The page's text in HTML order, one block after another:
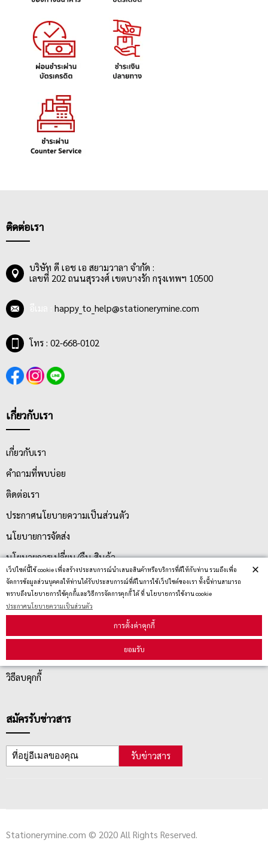
เว็ปไซต์นี้ใช้ cookie เพื่อสร้างประสบการณ์นำเสนอสินค้าหรือบริการที่ดีให้กับท่าน รวมถึงเพื่อ
จัดการข้อมูลส่วนบุคคลให้ท่านได้รับประสบการณ์ที่ดีในการใช้เว็ปไซต์ของเรา ทั้งนี้ท่านสามารถ
ทราบถึงนโยบายการใช้คุกกี้และวิธีการจัดการคุกกี้ ได้ ที่ นโยบายการใช้งาน cookie
ประกาศนโยบายความเป็นส่วนตัว
การตั้งค่าคุกกี้
ยอมรับ
×
ติดต่อเรา
บริษัท ดี เอช เอ สยามวาลา จำกัด :
เลขที่ 202 ถนนสุรวงศ์ เขตบางรัก กรุงเทพฯ 10500
happy_to_help@stationerymine.com
โทร : 02-668-0102
เกี่ยวกับเรา
เกี่ยวกับเรา
คำถามที่พบบ่อย
ติดต่อเรา
ประกาศนโยบายความเป็นส่วนตัว
นโยบายการจัดส่ง
นโยบายการเปลี่ยน/คืน สินค้า
บริการลูกค้า
ตรวจสอบสถานะสินค้า
วิธีลบคุกกี้
สมัครรับข่าวสาร
รับข่าวสาร
Stationerymine.com © 2020 All Rights Reserved.